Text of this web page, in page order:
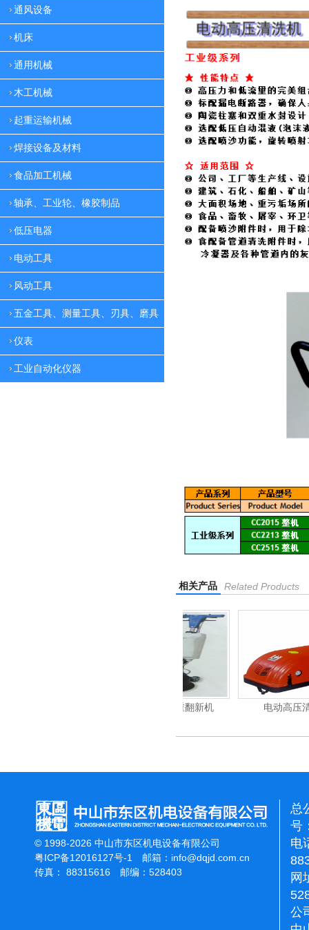
通风设备
机床
通用机械
木工机械
起重运输机械
焊接设备及材料
食品加工机械
轴承、工业轮、橡胶制品
低压电器
电动工具
风动工具
五金工具、测量工具、刃具、磨具
仪表
工业自动化仪器
相关产品 Related Products
电动高压清洗机
© 1998-2026 中山市东区机电设备有限公司
粤ICP备12016127号-1 邮箱： info@dqjd.com.cn
传真： 88315616 邮编：528403
总
号
电
网
公